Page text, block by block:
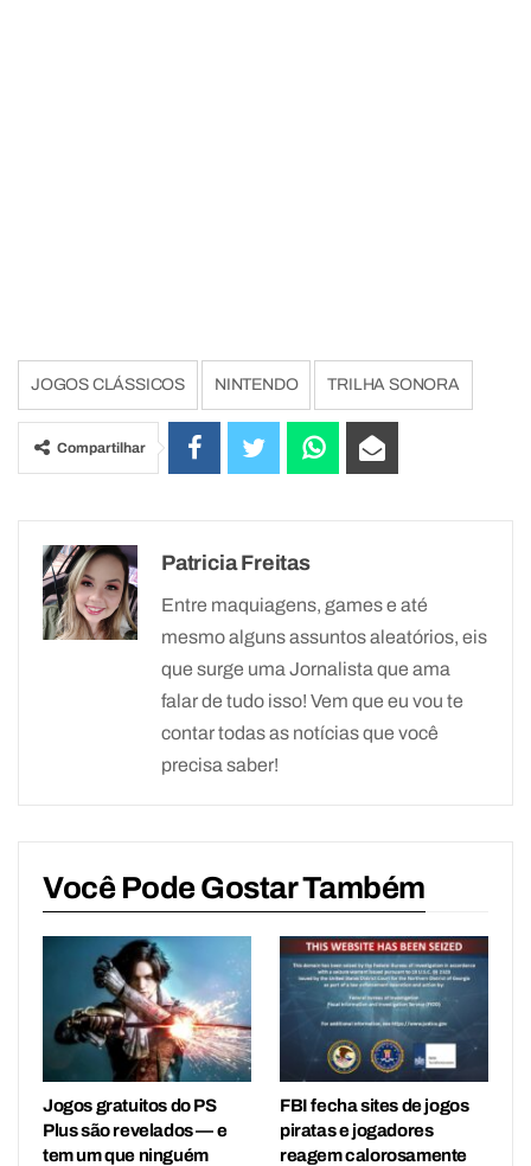
JOGOS CLÁSSICOS NINTENDO TRILHA SONORA
Compartilhar
Patricia Freitas
Entre maquiagens, games e até
mesmo alguns assuntos aleatórios, eis
que surge uma Jornalista que ama
falar de tudo isso! Vem que eu vou te
contar todas as notícias que você
precisa saber!
Você Pode Gostar Também
Jogos gratuitos do PS
Plus são revelados — e
tem um que ninguém
FBI fecha sites de jogos
piratas e jogadores
reagem calorosamente